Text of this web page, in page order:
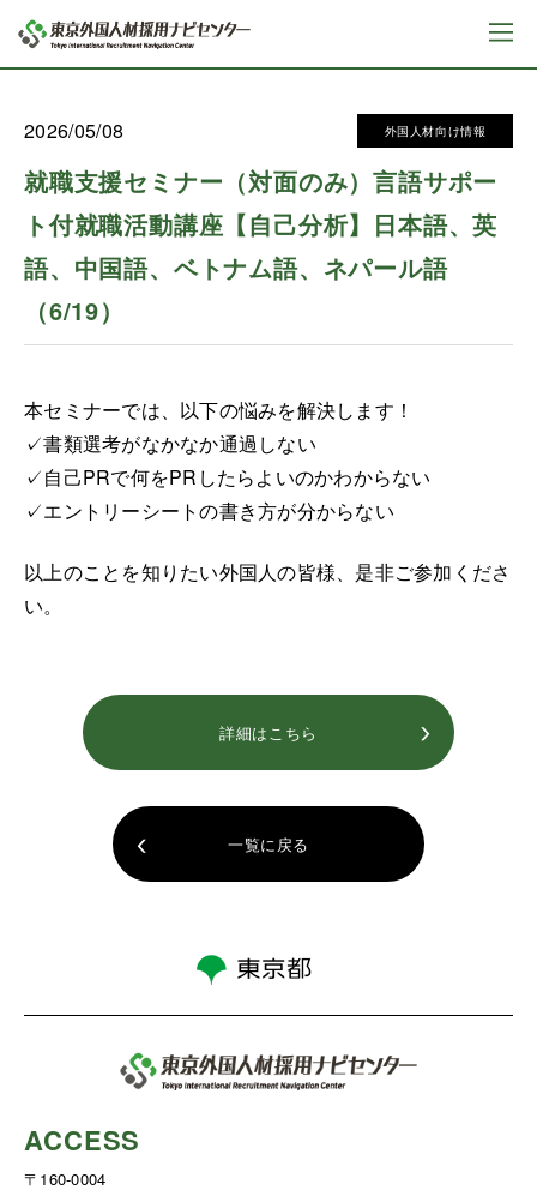
外国人材向け情報
2026/05/08
就職支援セミナー（対面のみ）言語サポー
ト付就職活動講座【自己分析】日本語、英
語、中国語、ベトナム語、ネパール語
（6/19）
本セミナーでは、以下の悩みを解決します！
✓書類選考がなかなか通過しない
✓自己PRで何をPRしたらよいのかわからない
✓エントリーシートの書き方が分からない
以上のことを知りたい外国人の皆様、是非ご参加くださ
い。
詳細はこちら
一覧に戻る
ACCESS
〒160-0004